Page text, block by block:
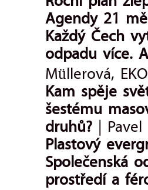
Agendy 21
Každý Čech
odpadu více.
Müllerová,
Kam spěje
šestému
druhů?| Pavel
Plastový
Společenská
prostředí a